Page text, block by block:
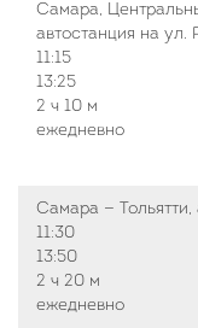
Самара,
автостанция на ул.
11:15
13:25
2 ч 10 м
ежедневно
Самара —
11:30
13:50
2 ч 20 м
ежедневно